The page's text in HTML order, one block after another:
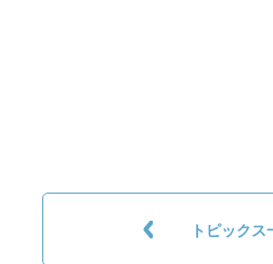
トピックス